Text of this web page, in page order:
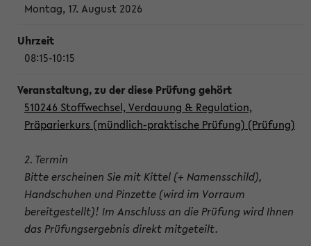
Montag, 17. August 2026
08:15-10:15
510246 Stoffwechsel, Verdauung & Regulation,
Präparierkurs (mündlich-praktische Prüfung) (Prüfung)
2. Termin
Bitte erscheinen Sie mit Kittel (+ Namensschild),
Handschuhen und Pinzette (wird im Vorraum
bereitgestellt)! Im Anschluss an die Prüfung wird Ihnen
das Prüfungsergebnis direkt mitgeteilt.